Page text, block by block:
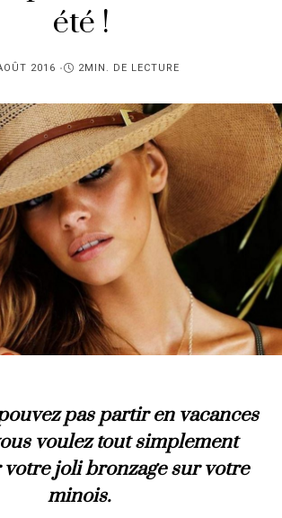
été !
2016 2MIN. DE LECTURE
pas partir en vacances
voulez tout simplement
joli bronzage sur votre
minois.